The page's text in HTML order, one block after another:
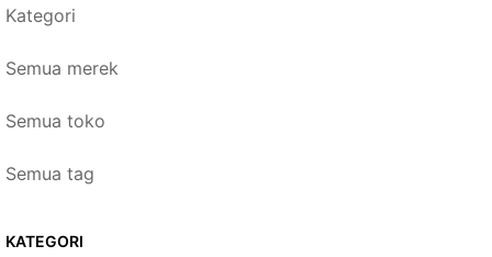
Kategori
Semua merek
Semua toko
Semua tag
KATEGORI